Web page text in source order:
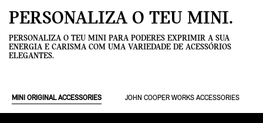
PERSONALIZA O TEU MINI.
PERSONALIZA O TEU MINI PARA PODERES EXPRIMIR A SUA
ENERGIA E CARISMA COM UMA VARIEDADE DE ACESSÓRIOS
ELEGANTES.
MINI ORIGINAL ACCESSORIES JOHN COOPER WORKS ACCESSORIES